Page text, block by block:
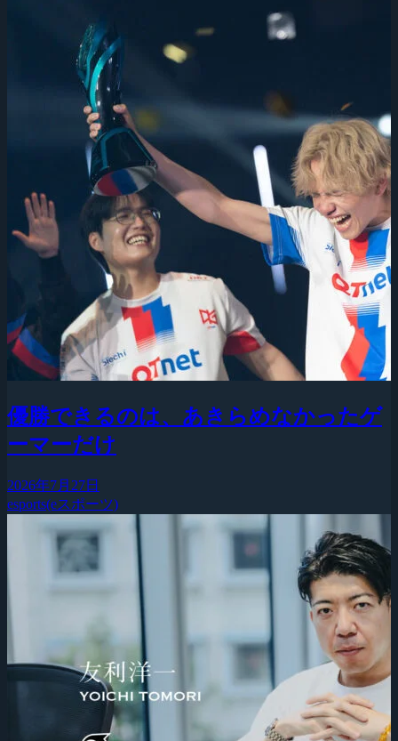
優勝できるのは、あきらめなかったゲ
ーマーだけ
2026年7月27日
esports(eスポーツ)